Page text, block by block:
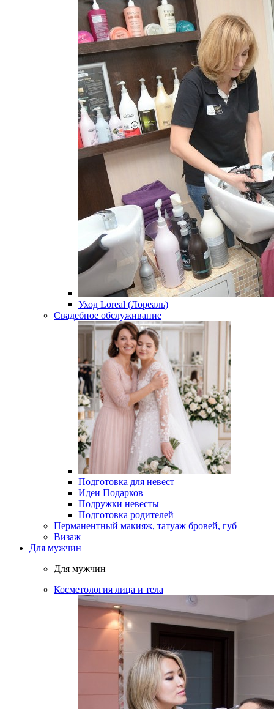
Уход Loreal (Лореаль)
Свадебное обслуживание
Подготовка для невест
Идеи Подарков
Подружки невесты
Подготовка родителей
Перманентный макияж, татуаж бровей, губ
Визаж
Для мужчин
Для мужчин
Косметология лица и тела